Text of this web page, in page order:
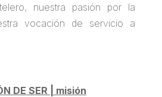
nuestra pasión por la
vocación de servicio a
DE SER | misión